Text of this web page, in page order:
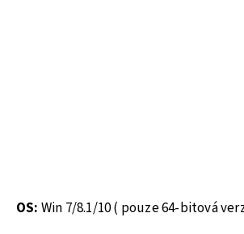
OS: Win 7/8.1/10 ( pouze 64-bitová